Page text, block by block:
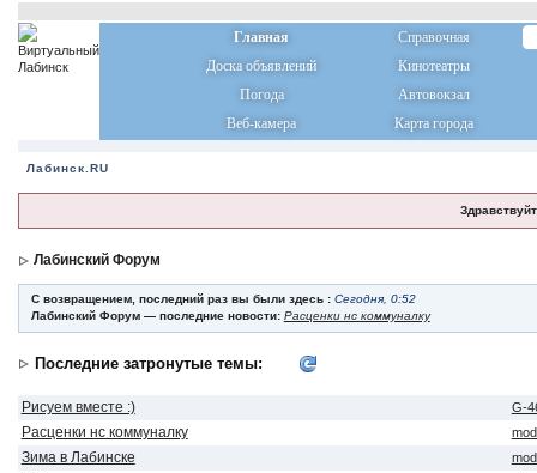
Главная
Справочная
Доска объявлений
Кинотеатры
Погода
Автовокзал
Веб-камера
Карта города
Лабинск.RU
Лабинский Форум
С возвращением, последний раз вы были здесь : Сегодня, 0:52
Лабинский Форум — последние новости: Расценки нс коммуналку
Последние затронутые темы:
Рисуем вместе :) G-
Расценки нс коммуналку
Зима в Лабинске